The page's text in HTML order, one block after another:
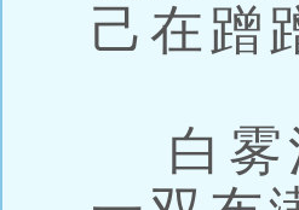
己在蹭
白雾